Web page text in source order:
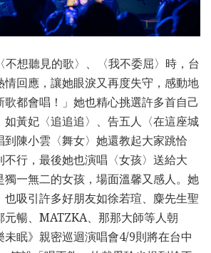
想聽見的歌〉、〈我不委屈〉時，台
情回應，讓她眼淚又再度失守，感動地
都會唱！」她也精心挑選許多首自己
如黃妃〈追追追〉、告五人〈在這座城
到陳小雲〈舞女〉她還教起大家跳恰
行，最後她也演唱〈女孩〉送給大
獨一無二的女孩，場面溫馨又感人。她
吸引許多好朋友如徐若瑄、麋先生聖
元暢、MATZKA、那那大師等人朝
眠》親密巡迴演唱會4/9則將在台中